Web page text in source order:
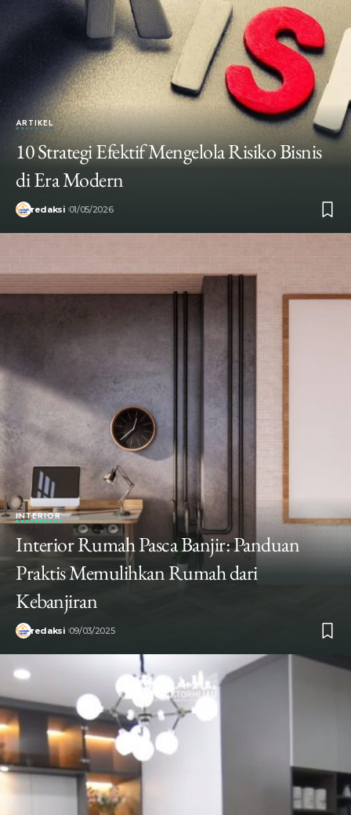
ARTIKEL
10 Strategi Efektif Mengelola Risiko Bisnis
di Era Modern
redaksi 01/05/2026
INTERIOR
Interior Rumah Pasca Banjir: Panduan
Praktis Memulihkan Rumah dari
Kebanjiran
redaksi 09/03/2025